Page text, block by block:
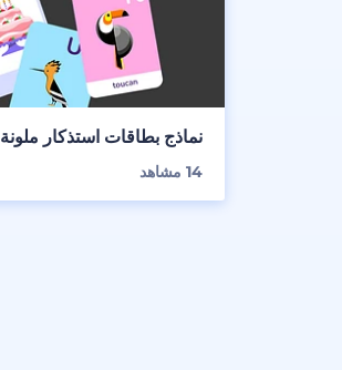
نماذج بطاقات استذكار ملونة
14 مشاهد